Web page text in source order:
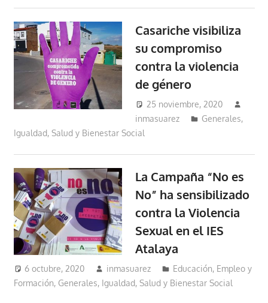
Casariche visibiliza
su compromiso
contra la violencia
de género
25 noviembre, 2020
inmasuarez
Generales,
Igualdad, Salud y Bienestar Social
La Campaña “No es
No” ha sensibilizado
contra la Violencia
Sexual en el IES
Atalaya
6 octubre, 2020 inmasuarez
Educación, Empleo y
Formación, Generales, Igualdad, Salud y Bienestar Social